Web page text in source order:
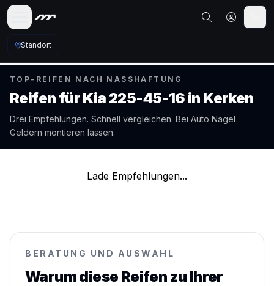
Standort
TOP-REIFEN NACH NASSHAFTUNG
Reifen fürKia 225-45-16 in Kerken
Drei Empfehlungen. Schnell vergleichen. Bei Auto Nagel
Geldern montieren lassen.
Lade Empfehlungen...
BERATUNG UND AUSWAHL
Warum diese Reifen zu Ihrer